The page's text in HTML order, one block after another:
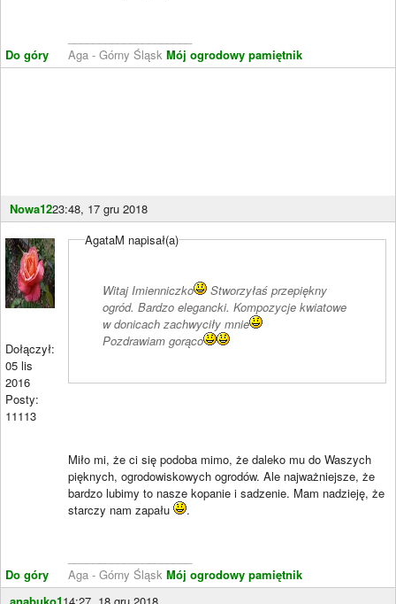
Do góry
Aga - Górny Śląsk Mój ogrodowy pamiętnik
Nowa1223:48, 17 gru 2018
Dołączył:
05 lis
2016
Posty:
11113
Do góry
AgataM napisał(a)
Witaj Imienniczko
Stworzyłaś przepiękny
ogród. Bardzo elegancki. Kompozycje kwiatowe
w donicach zachwyciły mnie
Pozdrawiam gorąco
Miło mi, że ci się podoba mimo, że daleko mu do Waszych
pięknych, ogrodowiskowych ogrodów. Ale najważniejsze, że
bardzo lubimy to nasze kopanie i sadzenie. Mam nadzieję, że
starczy nam zapału
.
Aga - Górny Śląsk Mój ogrodowy pamiętnik